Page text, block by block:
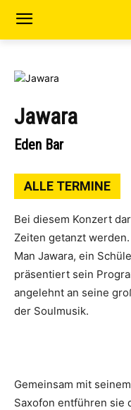
Jawara
Eden Bar
ALLE TERMINE
Bei diesem Konzert
Zeiten getanzt
Man Jawara, ein
präsentiert sein
angelehnt an seine
der Soulmusik.
Gemeinsam mit
Saxofon entführen sie